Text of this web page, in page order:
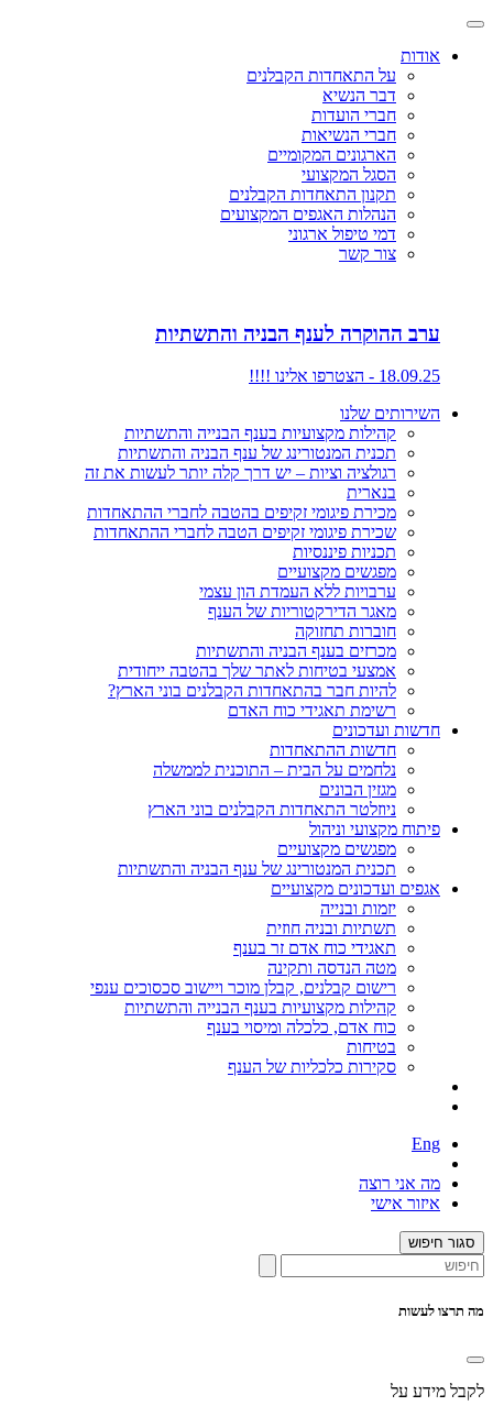
אודות
על התאחדות הקבלנים
דבר הנשיא
חברי הועדות
חברי הנשיאות
הארגונים המקומיים
הסגל המקצועי
תקנון התאחדות הקבלנים
הנהלות האגפים המקצועים
דמי טיפול ארגוני
צור קשר
ערב ההוקרה לענף הבניה והתשתיות
18.09.25 - הצטרפו אלינו !!!!
השירותים שלנו
קהילות מקצועיות בענף הבנייה והתשתיות
תכנית המנטורינג של ענף הבניה והתשתיות
רגולציה וציות – יש דרך קלה יותר לעשות את זה
בנארית
מכירת פיגומי זקיפים בהטבה לחברי ההתאחדות
שכירת פיגומי זקיפים הטבה לחברי ההתאחדות
תכניות פיננסיות
מפגשים מקצועיים
ערבויות ללא העמדת הון עצמי
מאגר הדירקטוריות של הענף
חוברות תחזוקה
מכרזים בענף הבניה והתשתיות
אמצעי בטיחות לאתר שלך בהטבה ייחודית
להיות חבר בהתאחדות הקבלנים בוני הארץ?
רשימת תאגידי כוח האדם
חדשות ועדכונים
חדשות ההתאחדות
נלחמים על הבית – התוכנית לממשלה
מגזין הבונים
ניוזלטר התאחדות הקבלנים בוני הארץ
פיתוח מקצועי וניהול
מפגשים מקצועיים
תכנית המנטורינג של ענף הבניה והתשתיות
אגפים ועדכונים מקצועיים
יזמות ובנייה
תשתיות ובניה חוזית
תאגידי כוח אדם זר בענף
מטה הנדסה ותקינה
רישום קבלנים, קבלן מוכר ויישוב סכסוכים ענפי
קהילות מקצועיות בענף הבנייה והתשתיות
כוח אדם, כלכלה ומיסוי בענף
בטיחות
סקירות כלכליות של הענף
Eng
מה אני רוצה
איזור אישי
סגור חיפוש
מה תרצו לעשות
לקבל מידע על